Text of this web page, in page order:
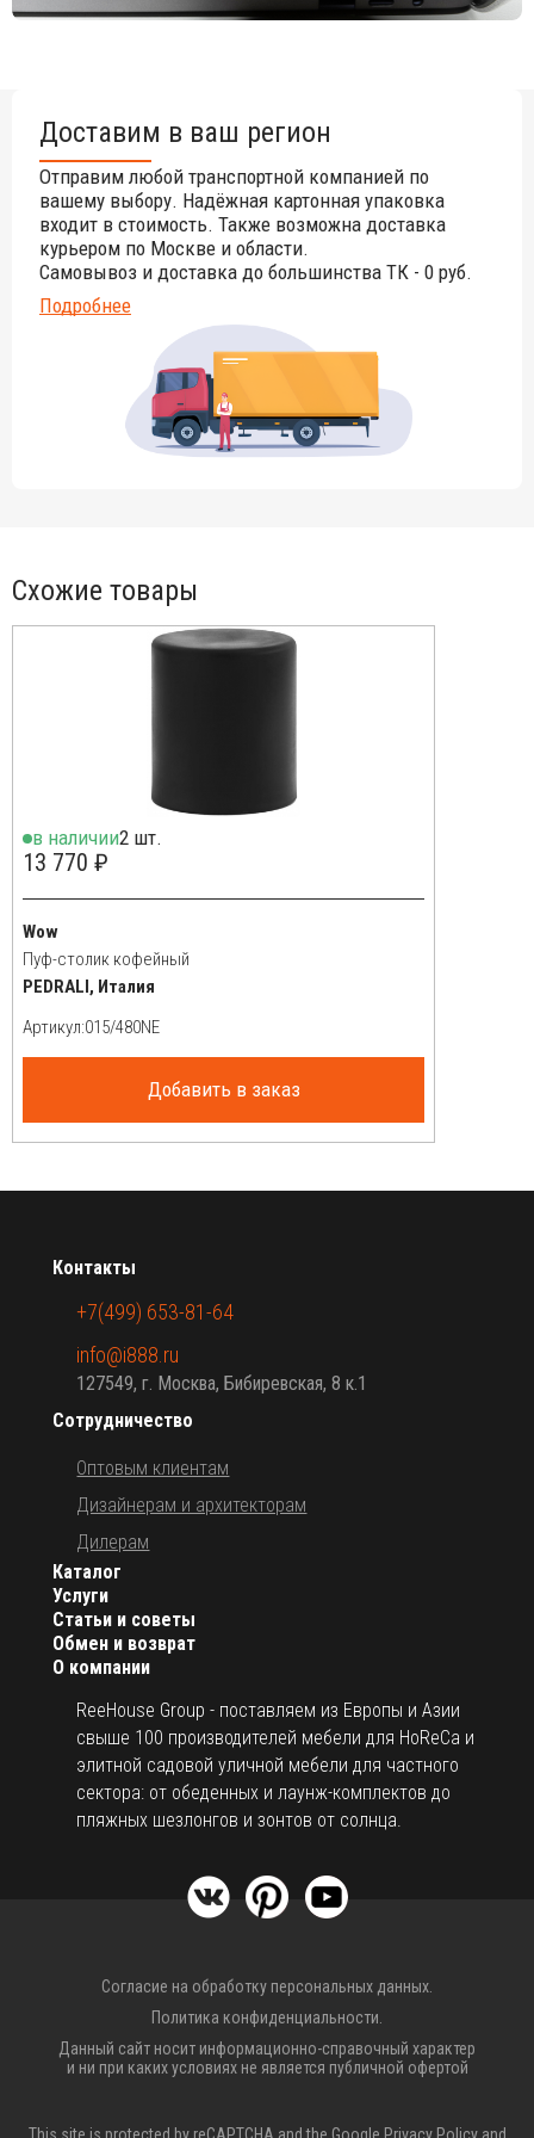
Доставим в ваш регион
Отправим любой транспортной компанией по
вашему выбору. Надёжная картонная упаковка
входит в стоимость. Также возможна доставка
курьером по Москве и области.
Самовывоз и доставка до большинства ТК - 0 руб.
Подробнее
Схожие товары
в наличии2 шт.
13 770 ₽
Wow
Пуф-столик кофейный
PEDRALI, Италия
Артикул:
Добавить в заказ
О компании
ReeHouse Group - поставляем из Европы и Азии
свыше 100 производителей мебели для HoReCa и
элитной садовой уличной мебели для частного
сектора: от обеденных и лаунж-комплектов до
пляжных шезлонгов и зонтов от солнца.
Каталог
Услуги
Статьи и советы
Обмен и возврат
Сотрудничество
Оптовым клиентам
Дизайнерам и архитекторам
Дилерам
Контакты
+7(499) 653-81-64
info@i888.ru
127549, г. Москва, Бибиревская, 8 к.1
Согласие на обработку персональных данных.
Политика конфиденциальности.
Данный сайт носит информационно-справочный характер
и ни при каких условиях не является публичной офертой